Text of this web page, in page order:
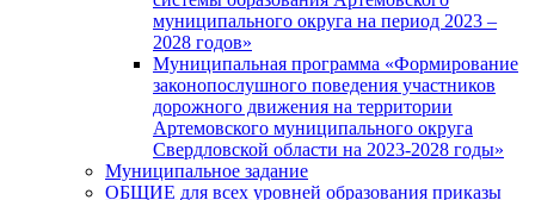
муниципального округа на период 2023 –
2028 годов»
Муниципальная программа «Формирование
законопослушного поведения участников
дорожного движения на территории
Артемовского муниципального округа
Свердловской области на 2023-2028 годы»
Муниципальное задание
ОБЩИЕ для всех уровней образования приказы